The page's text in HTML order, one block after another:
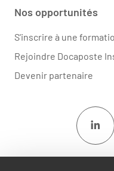
Nos opportunités
S'inscrire à une
Rejoindre Docaposte
Devenir partenaire